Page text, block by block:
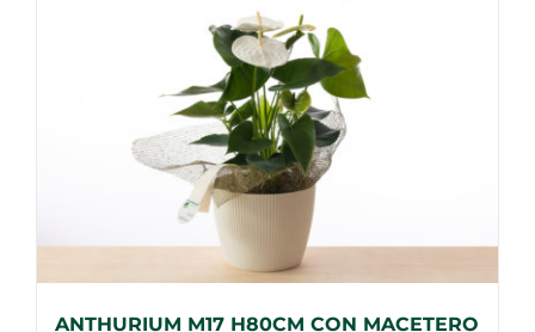
ANTHURIUM M17 H80CM CON MACETERO